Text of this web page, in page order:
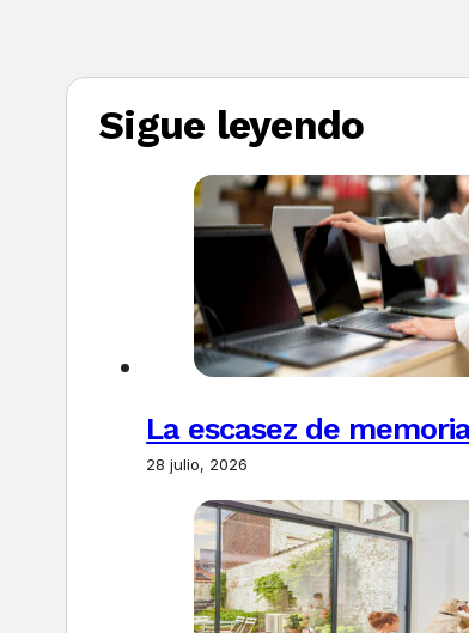
Sigue leyendo
La escasez de
28 julio, 2026